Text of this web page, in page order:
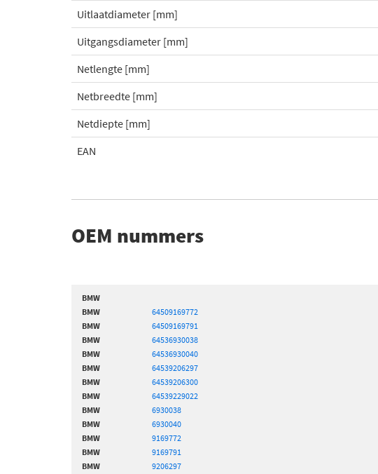
Uitlaatdiameter [mm]
Uitgangsdiameter [mm]
Netlengte [mm]
Netbreedte [mm]
Netdiepte [mm]
EAN
OEM nummers
BMW
BMW
64509169772
BMW
64509169791
BMW
64536930038
BMW
64536930040
BMW
64539206297
BMW
64539206300
BMW
64539229022
BMW
6930038
BMW
6930040
BMW
9169772
BMW
9169791
BMW
9206297